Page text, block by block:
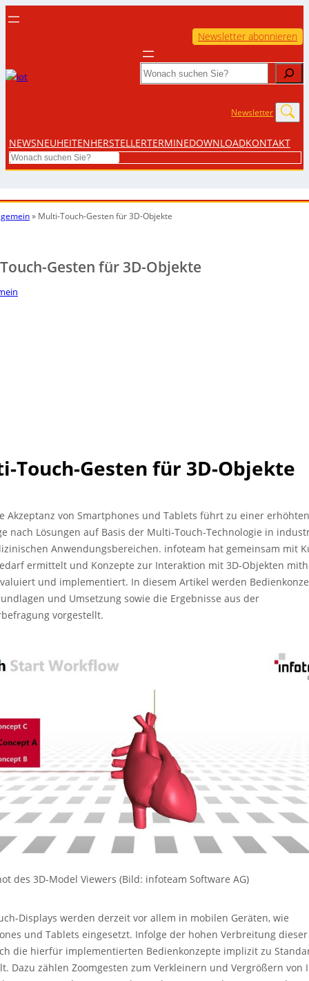
Newsletter abonnieren
Search
Newsletter
NEWSNEUHEITENHERSTELLERTERMINEDOWNLOADKONTAKT
Search
» Multi-Touch-Gesten für 3D-Objekte
Gesten für 3D-Objekte
Touch-Gesten für 3D-Objekte
Akzeptanz von Smartphones und Tablets führt zu einer erhöhten
nach Lösungen auf Basis der Multi-Touch-Technologie in
Anwendungsbereichen. infoteam hat gemeinsam mit
ermittelt und Konzepte zur Interaktion mit 3D-Objekten
und implementiert. In diesem Artikel werden
und Umsetzung sowie die Ergebnisse aus der
vorgestellt.
des 3D-Model Viewers (Bild: infoteam Software AG)
Displays werden derzeit vor allem in mobilen Geräten, wie
und Tablets eingesetzt. Infolge der hohen Verbreitung
die hierfür implementierten Bedienkonzepte implizit zu
Dazu zählen Zoomgesten zum Verkleinern und Vergrößern von